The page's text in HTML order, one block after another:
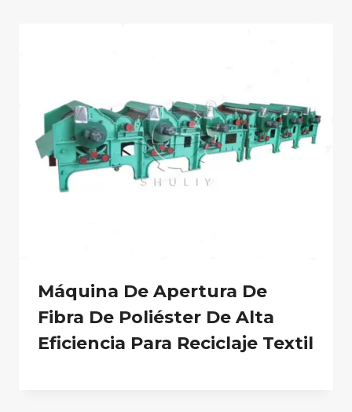
Máquina De Apertura De
Fibra De Poliéster De Alta
Eficiencia Para Reciclaje Textil